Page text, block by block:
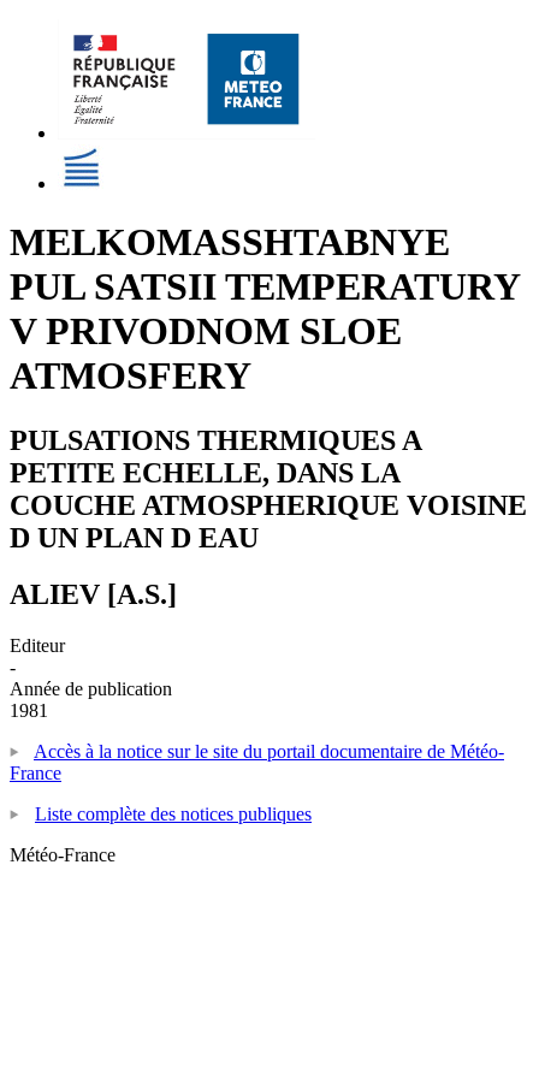
MELKOMASSHTABNYE
PUL SATSII TEMPERATURY
V PRIVODNOM SLOE
ATMOSFERY
PULSATIONS THERMIQUES A
PETITE ECHELLE, DANS LA
COUCHE ATMOSPHERIQUE VOISINE
D UN PLAN D EAU
ALIEV [A.S.]
Editeur
-
Année de publication
1981
Accès à la notice sur le site du portail documentaire de Météo-
France
Liste complète des notices publiques
Météo-France